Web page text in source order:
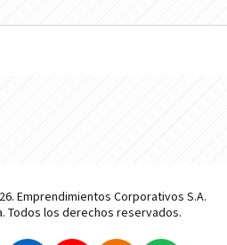
Emprendimientos Corporativos S.A.
Todos los derechos reservados.